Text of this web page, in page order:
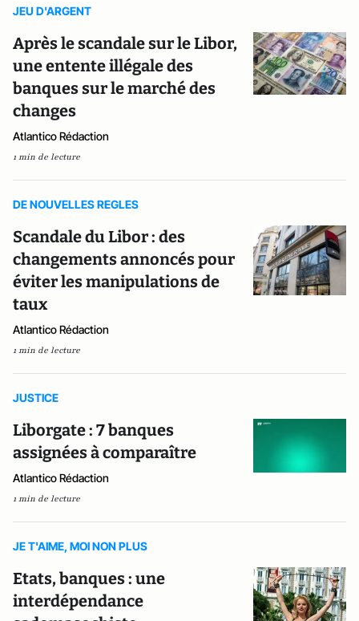
JEU D'ARGENT
Après le scandale sur le Libor,
une entente illégale des
banques sur le marché des
changes
Atlantico Rédaction
1 min de lecture
DE NOUVELLES REGLES
Scandale du Libor : des
changements annoncés pour
éviter les manipulations de
taux
Atlantico Rédaction
1 min de lecture
JUSTICE
Liborgate : 7 banques
assignées à comparaître
Atlantico Rédaction
1 min de lecture
JE T'AIME, MOI NON PLUS
Etats, banques : une
interdépendance